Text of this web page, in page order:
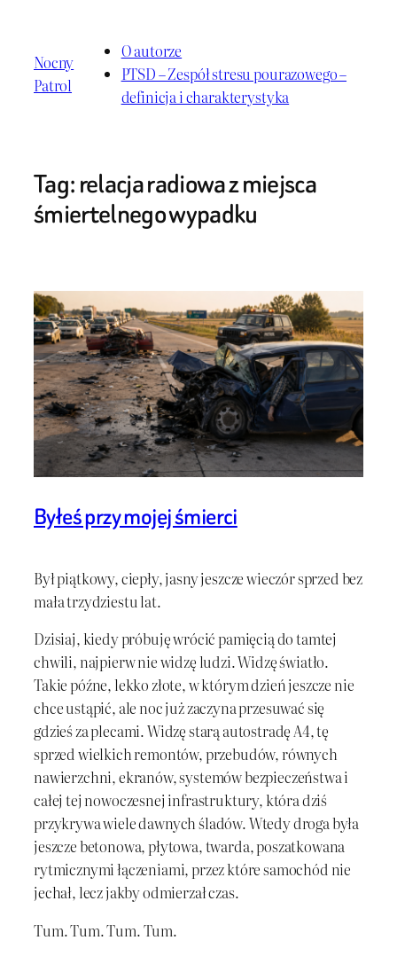
treściNocny
Patrol
O autorze
PTSD – Zespół stresu pourazowego –
definicja i charakterystyka
Tag:relacja radiowa z miejsca
śmiertelnego wypadku
Byłeś przy mojej śmierci
Był piątkowy, ciepły, jasny jeszcze wieczór sprzed bez
mała trzydziestu lat.
Dzisiaj, kiedy próbuję wrócić pamięcią do tamtej
chwili, najpierw nie widzę ludzi. Widzę światło.
Takie późne, lekko złote, w którym dzień jeszcze nie
chce ustąpić, ale noc już zaczyna przesuwać się
gdzieś za plecami. Widzę starą autostradę A4, tę
sprzed wielkich remontów, przebudów, równych
nawierzchni, ekranów, systemów bezpieczeństwa i
całej tej nowoczesnej infrastruktury, która dziś
przykrywa wiele dawnych śladów. Wtedy droga była
jeszcze betonowa, płytowa, twarda, poszatkowana
rytmicznymi łączeniami, przez które samochód nie
jechał, lecz jakby odmierzał czas.
Tum. Tum. Tum. Tum.